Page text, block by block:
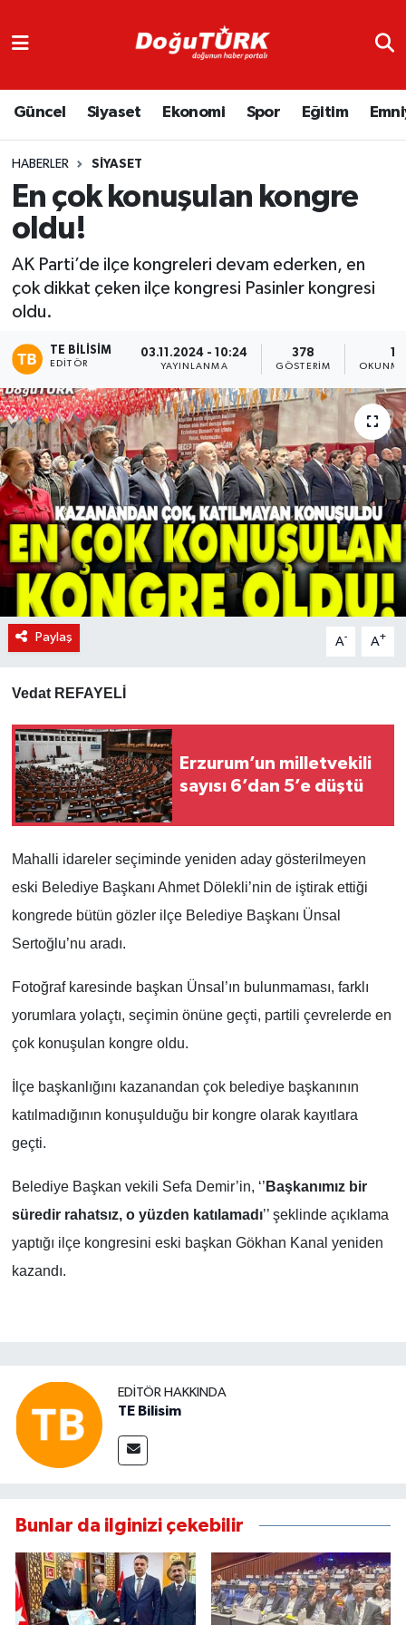
Güncel Siyaset Ekonomi Spor Eğitim
HABERLER SIYASET
En çok konuşulan kongre
oldu!
AK Parti’de ilçe kongreleri devam ederken, en
çok dikkat çeken ilçe kongresi Pasinler kongresi
oldu.
TE BILISIM
EDITÖR
03.11.2024 - 10:24
YAYINLANMA
378
GÖSTERIM
1
Paylaş A- A+
Vedat REFAYELİ
Erzurum’un milletvekili
sayısı 6’dan 5’e düştü
Mahalli idareler seçiminde yeniden aday gösterilmeyen
eski Belediye Başkanı Ahmet Dölekli’nin de iştirak ettiği
kongrede bütün gözler ilçe Belediye Başkanı Ünsal
Sertoğlu’nu aradı.
Fotoğraf karesinde başkan Ünsal’ın bulunmaması, farklı
yorumlara yolaçtı, seçimin önüne geçti, partili çevrelerde en
çok konuşulan kongre oldu.
İlçe başkanlığını kazanandan çok belediye başkanının
katılmadığının konuşulduğu bir kongre olarak kayıtlara
geçti.
Belediye Başkan vekili Sefa Demir’in, ‘’ Başkanımız bir
süredir rahatsız, o yüzden katılamadı’’ şeklinde açıklama
yaptığı ilçe kongresini eski başkan Gökhan Kanal yeniden
kazandı.
EDITÖR HAKKINDA
TE Bilisim
Bunlar da ilginizi çekebilir
Asayiş
Bölge
Eğitim
Emniyet
GENEL
Güncel
KÜLTÜR-SANAT
Magazin
Medya
Politika
Sağlık
Türkiye
Yaşam
YEREL
Trafik Durumu
Süper Lig Puan Durumu ve Fikstür
Tüm Manşetler
Haber Arşivi